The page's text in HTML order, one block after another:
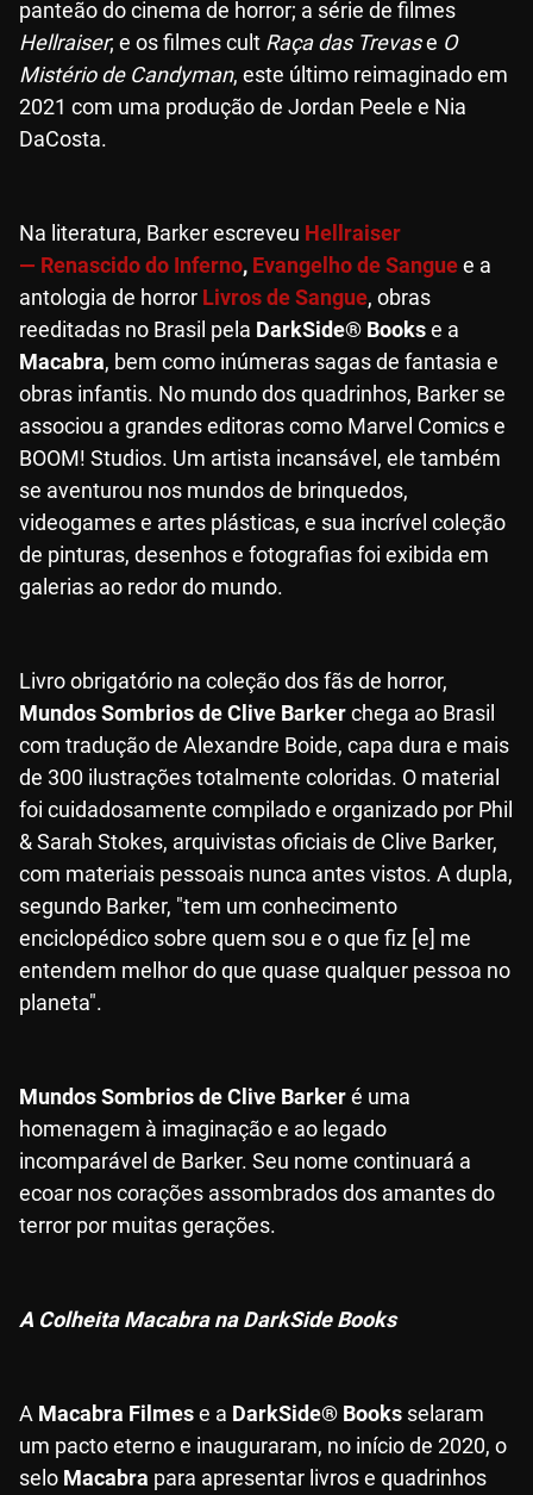
panteão do cinema de horror; a série de filmes
Hellraiser; e os filmes cult Raça das Trevase O
Mistério de Candyman, este último reimaginado em
2021 com uma produção de Jordan Peele e Nia
DaCosta.
Na literatura, Barker escreveu Hellraiser
— Renascido do Inferno, Evangelho de Sanguee a
antologia de horror Livros de Sangue, obras
reeditadas no Brasil pela DarkSide® Bookse a
Macabra, bem como inúmeras sagas de fantasia e
obras infantis. No mundo dos quadrinhos, Barker se
associou a grandes editoras como Marvel Comics e
BOOM! Studios. Um artista incansável, ele também
se aventurou nos mundos de brinquedos,
videogames e artes plásticas, e sua incrível coleção
de pinturas, desenhos e fotografias foi exibida em
galerias ao redor do mundo.
Livro obrigatório na coleção dos fãs de horror,
Mundos Sombrios de Clive Barkerchega ao Brasil
com tradução de Alexandre Boide, capa dura e mais
de 300 ilustrações totalmente coloridas. O material
foi cuidadosamente compilado e organizado por Phil
& Sarah Stokes, arquivistas oficiais de Clive Barker,
com materiais pessoais nunca antes vistos. A dupla,
segundo Barker, "tem um conhecimento
enciclopédico sobre quem sou e o que fiz [e] me
entendem melhor do que quase qualquer pessoa no
planeta".
Mundos Sombrios de Clive Barkeré uma
homenagem à imaginação e ao legado
incomparável de Barker. Seu nome continuará a
ecoar nos corações assombrados dos amantes do
terror por muitas gerações.
A Colheita Macabra na DarkSide Books
A Macabra Filmese a DarkSide® Books selaram
um pacto eterno e inauguraram, no início de 2020, o
selo Macabra para apresentar livros e quadrinhos